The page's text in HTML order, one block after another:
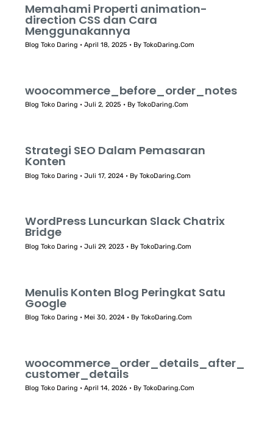
Memahami Properti animation-
direction CSS dan Cara
Menggunakannya
Blog Toko Daring •April 18, 2025 • ByTokoDaring.Com
woocommerce_before_order_notes
Blog Toko Daring •Juli 2, 2025 • ByTokoDaring.Com
Strategi SEO Dalam Pemasaran
Konten
Blog Toko Daring •Juli 17, 2024 • ByTokoDaring.Com
WordPress Luncurkan Slack Chatrix
Bridge
Blog Toko Daring •Juli 29, 2023 • ByTokoDaring.Com
Menulis Konten Blog Peringkat Satu
Google
Blog Toko Daring • Mei 30, 2024 • ByTokoDaring.Com
woocommerce_order_details_after_
customer_details
Blog Toko Daring •April 14, 2026 • ByTokoDaring.Com